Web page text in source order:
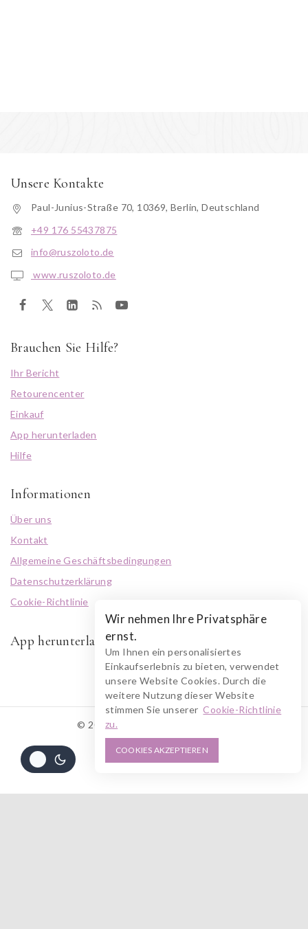
Unsere Kontakte
Paul-Junius-Straße 70, 10369, Berlin, Deutschland
+49 176 55437875
info@ruszoloto.de
www.ruszoloto.de
Brauchen Sie Hilfe?
Ihr Bericht
Retourencenter
Einkauf
App herunterladen
Hilfe
Informationen
Über uns
Kontakt
Allgemeine Geschäftsbedingungen
Datenschutzerklärung
Cookie-Richtlinie
App herunterladen
© 2026 RUSZOLOTO Akzenz
Wir nehmen Ihre Privatsphäre
ernst.
Um Ihnen ein personalisiertes
Einkaufserlebnis zu bieten, verwendet
unsere Website Cookies. Durch die
weitere Nutzung dieser Website
stimmen Sie unsererCookie-Richtlinie
zu.
COOKIES AKZEPTIEREN